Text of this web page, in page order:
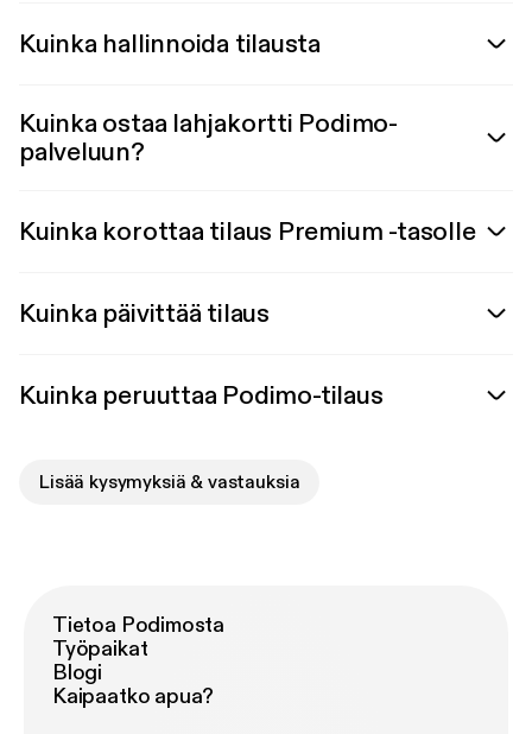
Kuinka hallinnoida tilausta
Kuinka ostaa lahjakortti Podimo-
palveluun?
Kuinka korottaa tilaus Premium -tasolle
Kuinka päivittää tilaus
Kuinka peruuttaa Podimo-tilaus
Lisää kysymyksiä & vastauksia
Tietoa Podimosta
Työpaikat
Blogi
Kaipaatko apua?